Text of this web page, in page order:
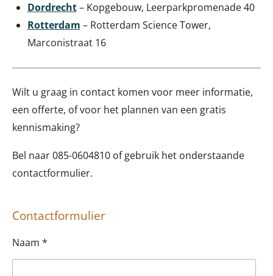
Dordrecht– Kopgebouw, Leerparkpromenade 40
Rotterdam – Rotterdam Science Tower,
Marconistraat 16
Wilt u graag in contact komen voor meer informatie,
een offerte, of voor het plannen van een gratis
kennismaking?
Bel naar 085-0604810 of gebruik het onderstaande
contactformulier.
Contactformulier
Naam *